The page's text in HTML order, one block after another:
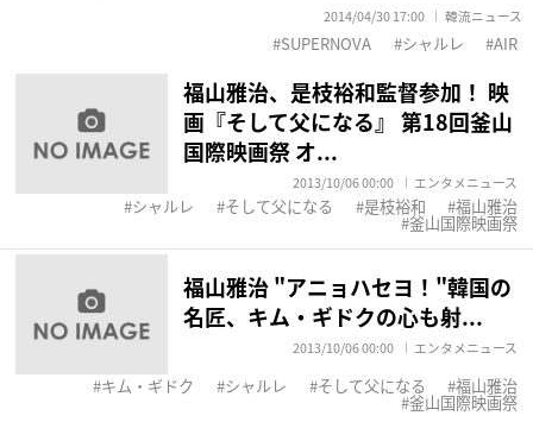
2014/04/30 17:00 韓流ニュース
SUPERNOVA シャルレ AIR
福山雅治、是枝裕和監督参加！ 映
画『そして父になる』 第18回釜山
国際映画祭 オ...
2013/10/06 00:00 エンタメニュース
シャルレ そして父になる 是枝裕和 福山雅治
釜山国際映画祭
福山雅治 "アニョハセヨ！"韓国の
名匠、キム・ギドクの心も射...
2013/10/06 00:00 エンタメニュース
キム・ギドク シャルレ そして父になる 福山雅治
釜山国際映画祭